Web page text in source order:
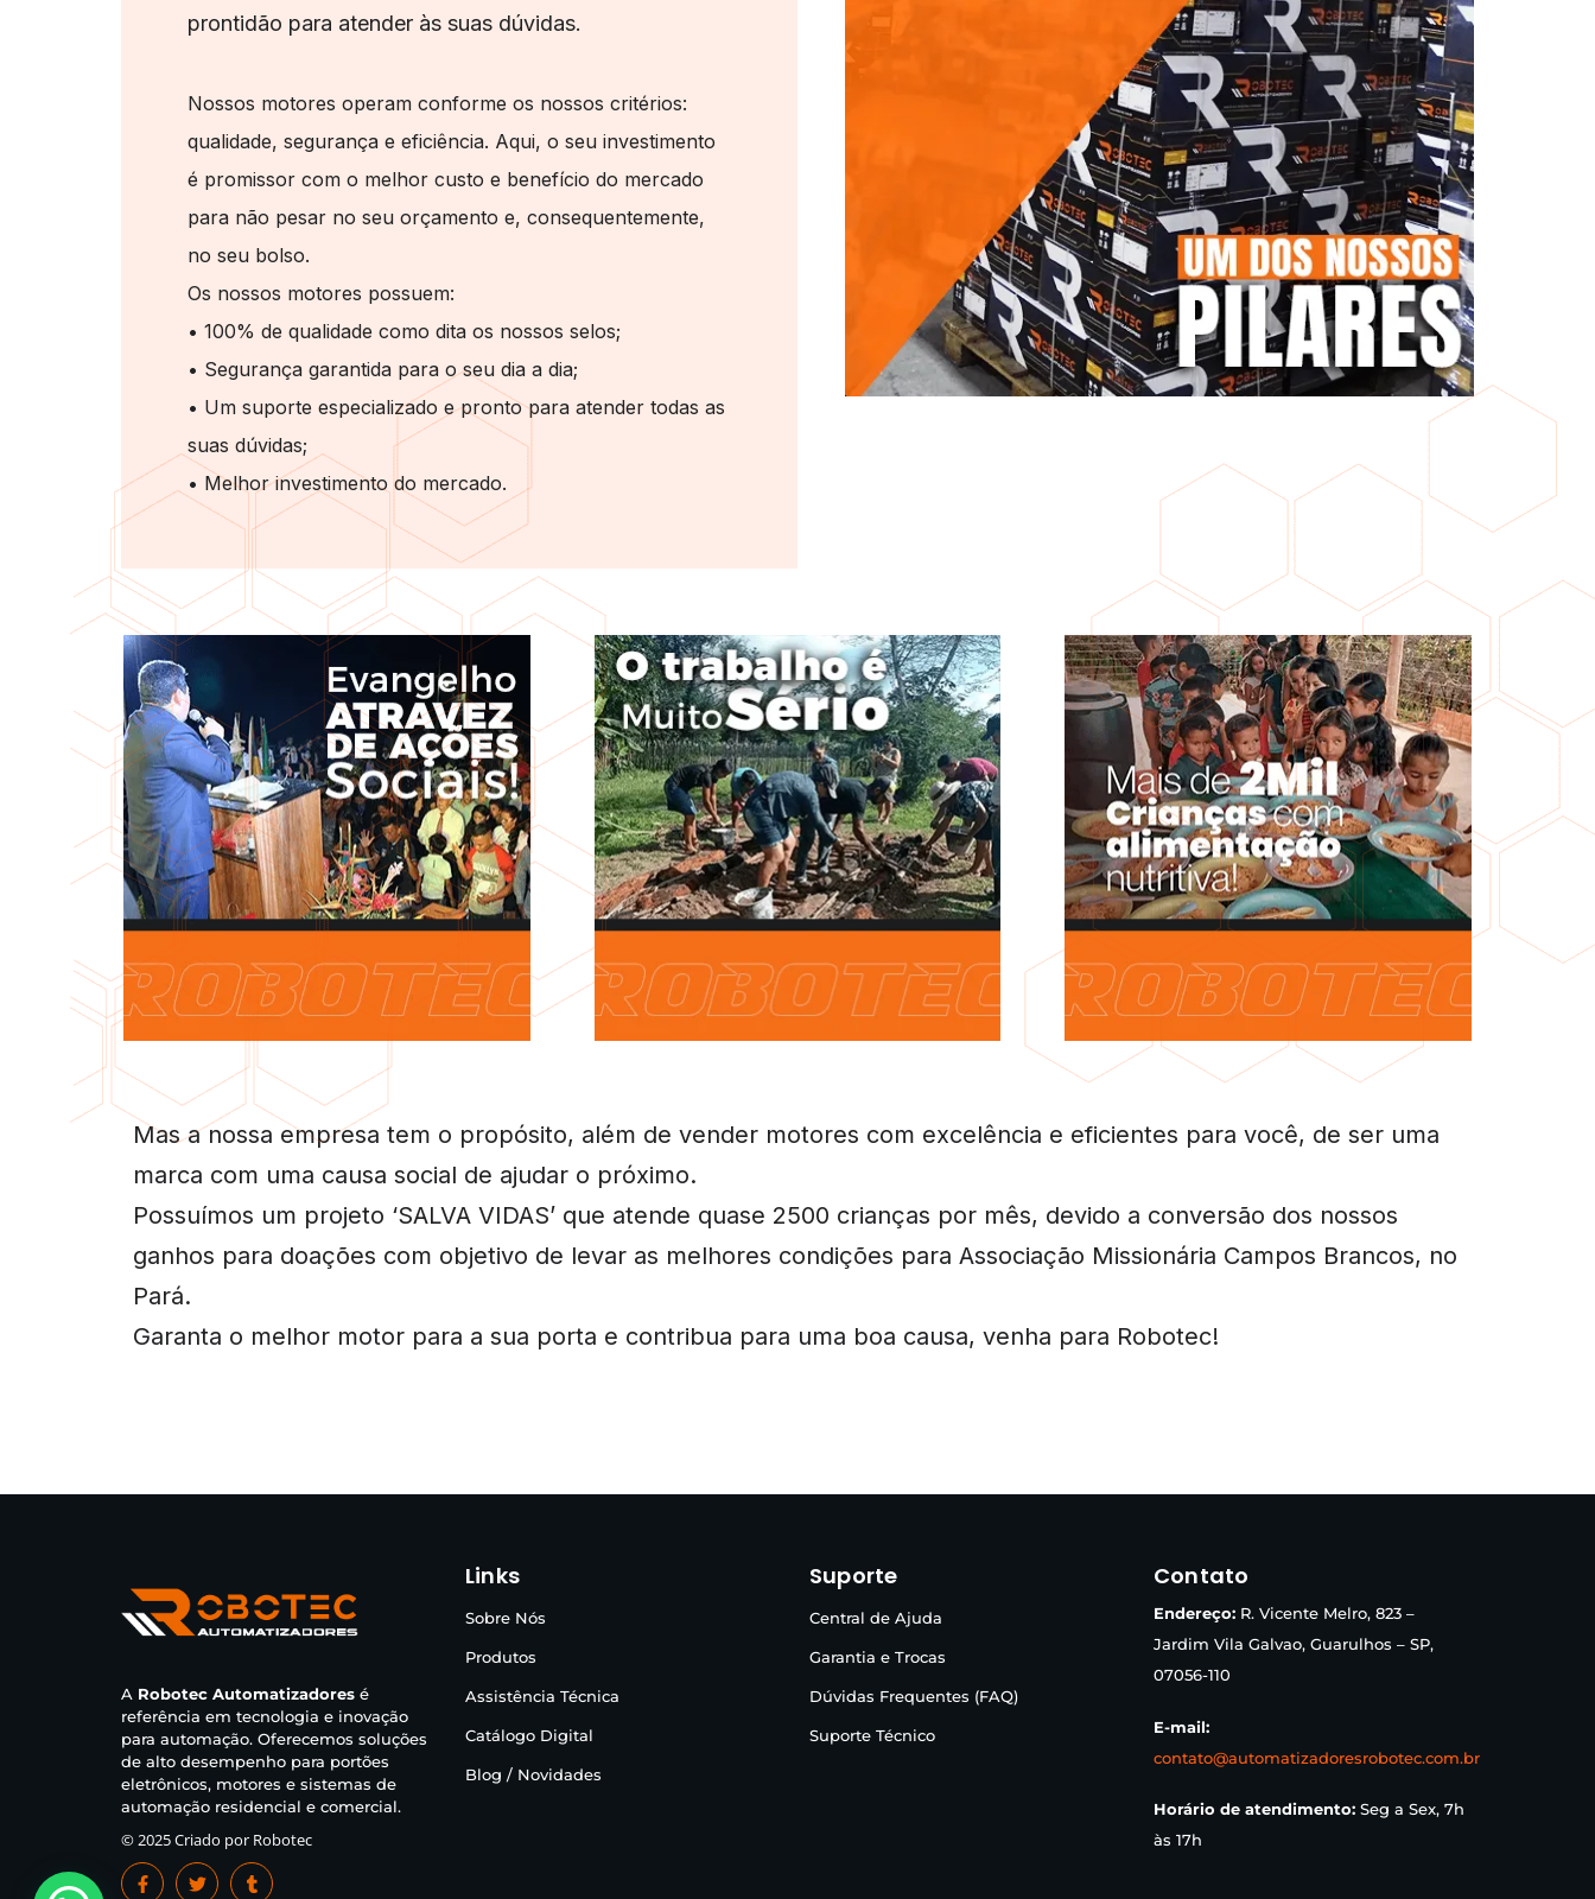
prontidão para atender às suas dúvidas.
Nossos motores operam conforme os nossos critérios:
qualidade, segurança e eficiência. Aqui, o seu investimento
é promissor com o melhor custo e benefício do mercado
para não pesar no seu orçamento e, consequentemente,
no seu bolso.
Os nossos motores possuem:
• 100% de qualidade como dita os nossos selos;
• Segurança garantida para o seu dia a dia;
• Um suporte especializado e pronto para atender todas as
suas dúvidas;
• Melhor investimento do mercado.
Mas a nossa empresa tem o propósito, além de vender motores com excelência e eficientes para você, de ser uma
marca com uma causa social de ajudar o próximo.
Possuímos um projeto ‘SALVA VIDAS’ que atende quase 2500 crianças por mês, devido a conversão dos nossos
ganhos para doações com objetivo de levar as melhores condições para Associação Missionária Campos Brancos, no
Pará.
Garanta o melhor motor para a sua porta e contribua para uma boa causa, venha para Robotec!
A Robotec Automatizadores é
referência em tecnologia e inovação
para automação. Oferecemos soluções
de alto desempenho para portões
eletrônicos, motores e sistemas de
automação residencial e comercial.
© 2025 Criado por Robotec
Links
Sobre Nós
Produtos
Assistência Técnica
Catálogo Digital
Blog / Novidades
Suporte
Central de Ajuda
Garantia e Trocas
Dúvidas Frequentes (FAQ)
Suporte Técnico
Contato
Endereço: R. Vicente Melro, 823 –
Jardim Vila Galvao, Guarulhos – SP,
07056-110
E-mail:
contato@automatizadoresrobotec.com.br
Horário de atendimento: Seg a Sex, 7h
às 17h